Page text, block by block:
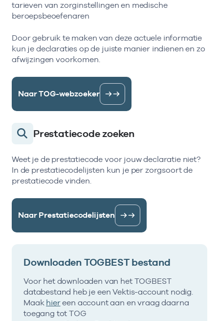
tarieven van zorginstellingen en medische
beroepsbeoefenaren
Door gebruik te maken van deze actuele informatie
kun je declaraties op de juiste manier indienen en zo
afwijzingen voorkomen.
Naar TOG-webzoeker
Prestatiecode zoeken
Weet je de prestatiecode voor jouw declaratie niet?
In de prestatiecodelijsten kun je per zorgsoort de
prestatiecode vinden.
Naar Prestatiecodelijsten
Downloaden TOGBEST bestand
Voor het downloaden van het TOGBEST
databestand heb je een Vektis-account nodig.
Maak hiereen account aan en vraag daarna
toegang tot TOG